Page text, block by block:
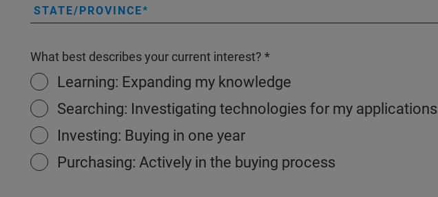
STATE/PROVINCE
What best describes your current interest?
Learning: Expanding my knowledge
Searching: Investigating technologies for my applications
Investing: Buying in one year
Purchasing: Actively in the buying process